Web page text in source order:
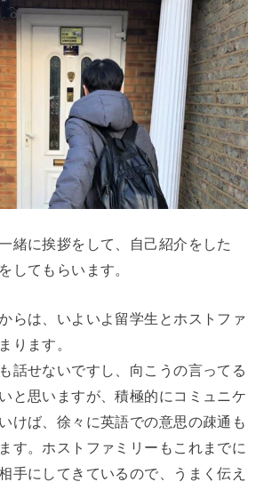
緒に挨拶をして、自己紹介をした
してもらいます。
らは、いよいよ留学生とホストファ
ります。
話せないですし、向こうの言ってる
と思いますが、積極的にコミュニケ
けば、徐々に英語での意思の疎通も
す。ホストファミリーもこれまでに
手にしてきているので、うまく伝え